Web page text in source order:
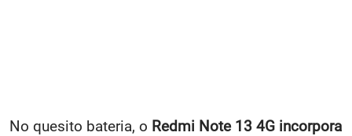
No quesito bateria, o Redmi Note 13 4G incorpora